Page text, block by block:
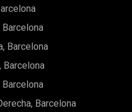
de renda no s'apliquen,
2023 de 24 de maig pel
Barcelona
Barcelona
Barcelona